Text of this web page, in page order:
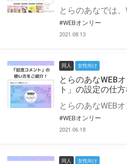
#WEBオンリー
2021.08.13
同人 女性向け
とらのあなWEB
ト」の設定の仕
#WEBオンリー
2021.06.18
同人 女性向け